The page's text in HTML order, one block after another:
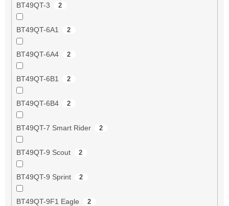
BT49QT-3 2
BT49QT-6A1 2
BT49QT-6A4 2
BT49QT-6B1 2
BT49QT-6B4 2
BT49QT-7 Smart Rider 2
BT49QT-9 Scout 2
BT49QT-9 Sprint 2
BT49QT-9F1 Eagle 2